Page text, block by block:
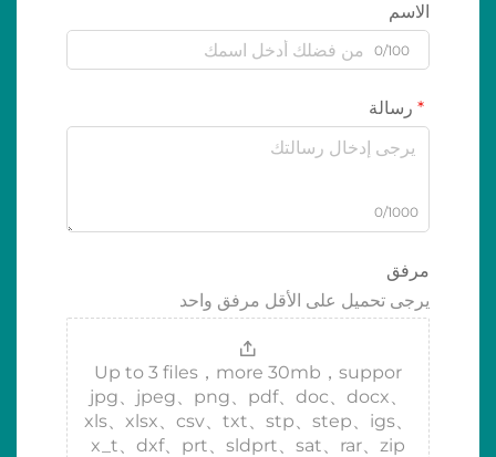
الاسم
0/100
رسالة
0/1000
مرفق
يرجى تحميل على الأقل مرفق واحد
Up to 3 files，more 30mb，suppor
jpg、jpeg、png、pdf、doc、docx、
xls、xlsx、csv、txt、stp、step、igs、
x_t、dxf、prt、sldprt、sat、rar、zip